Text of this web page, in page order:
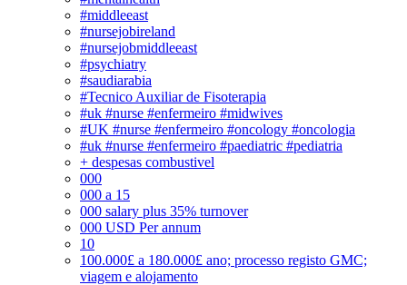
#middleeast
#nursejobireland
#nursejobmiddleeast
#psychiatry
#saudiarabia
#Tecnico Auxiliar de Fisoterapia
#uk #nurse #enfermeiro #midwives
#UK #nurse #enfermeiro #oncology #oncologia
#uk #nurse #enfermeiro #paediatric #pediatria
+ despesas combustivel
000
000 a 15
000 salary plus 35% turnover
000 USD Per annum
10
100.000£ a 180.000£ ano; processo registo GMC;
viagem e alojamento